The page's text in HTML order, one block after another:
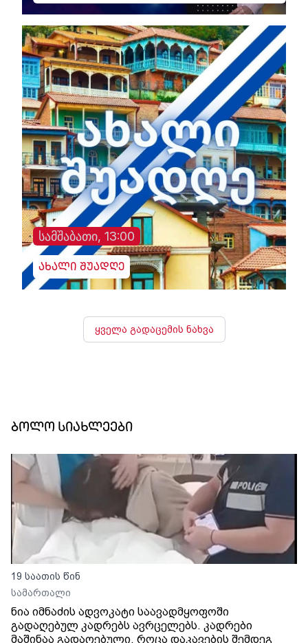
სამშაბათი, 13:00
ახალი შუადღე
ყველა გადაცემის ნახვა
ბოლო სიახლეები
19 საათის წინ
სამართალი
ნია იმნაძის ადვოკატი საავადმყოფოში
გადაღებულ კადრებს ავრცელებს. კადრები
მაშინაა გადაღებული, როცა დაკავების შემდეგ